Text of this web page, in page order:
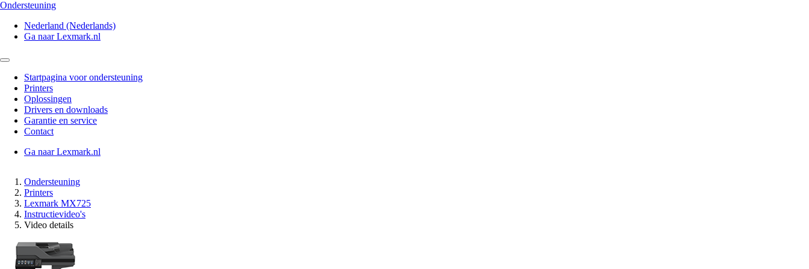
Ondersteuning
Nederland (Nederlands)
Ga naar Lexmark.nl
Startpagina voor ondersteuning
Printers
Oplossingen
Drivers en downloads
Garantie en service
Contact
Ga naar Lexmark.nl
Ondersteuning
Printers
Lexmark MX725
Instructievideo's
Video details